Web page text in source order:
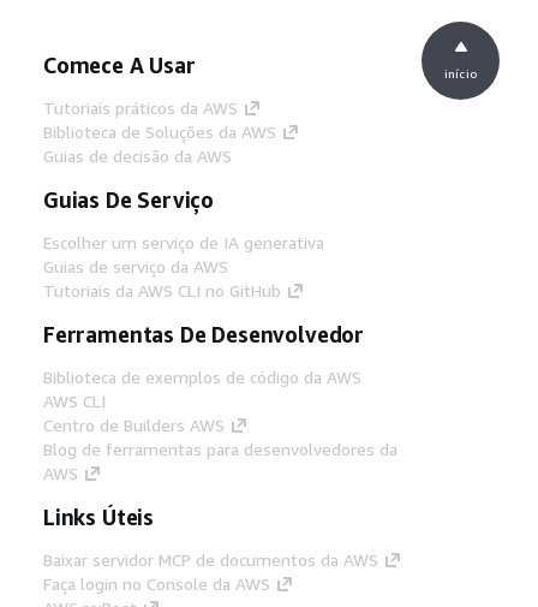
Comece A Usar
Tutoriais práticos da AWS
Biblioteca de Soluções da AWS
Guias de decisão da AWS
Guias De Serviço
Escolher um serviço de IA generativa
Guias de serviço da AWS
Tutoriais da AWS CLI no GitHub
Ferramentas De Desenvolvedor
Biblioteca de exemplos de código da AWS
AWS CLI
Centro de Builders AWS
Blog de ferramentas para desenvolvedores da
AWS
Links Úteis
Baixar servidor MCP de documentos da AWS
Faça login no Console da AWS
início